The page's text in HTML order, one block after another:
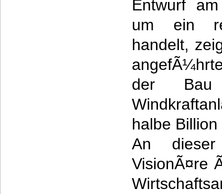
Entwurf
um ein
handelt,
der Bau
halbe
An
VisionÃ¤re